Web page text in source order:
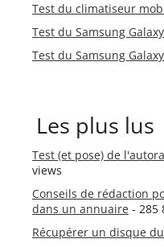
Test du climatiseur
Test du Samsung
Test du Samsung
Les plus lus
Test (et pose) de
views
Conseils de rédaction
dans un annuaire - 285
Récupérer un disque